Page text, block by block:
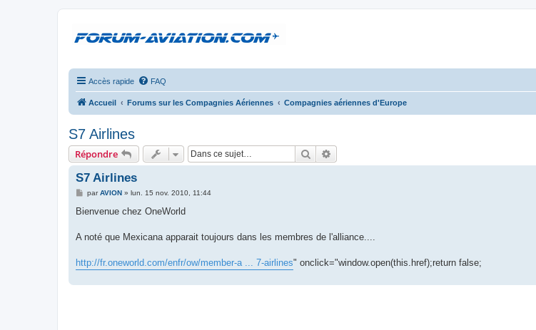
Accès rapide FAQ
Accueil Forums sur les Compagnies Aériennes Compagnies aériennes d'Europe
S7 Airlines
Répondre Rechercher
S7 Airlines
M
s
g
parAVION» lun. 15 nov. 2010, 11:44
Bienvenue chez OneWorld
A noté que Mexicana apparait toujours dans les membres de l'alliance....
http://fr.oneworld.com/enfr/ow/member-a ... 7-airlines" onclick="window.open(this.href);return false;